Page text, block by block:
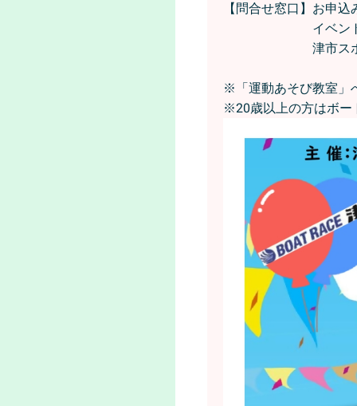
【問合せ窓口】お申
イベント内容に
津市スポーツ
※「運動あそび教室」
※20歳以上の方はボー